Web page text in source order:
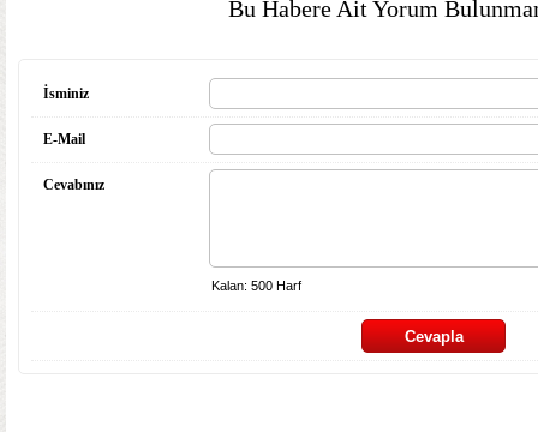
Bu Habere Ait Yorum
İsminiz
E-Mail
Cevabınız